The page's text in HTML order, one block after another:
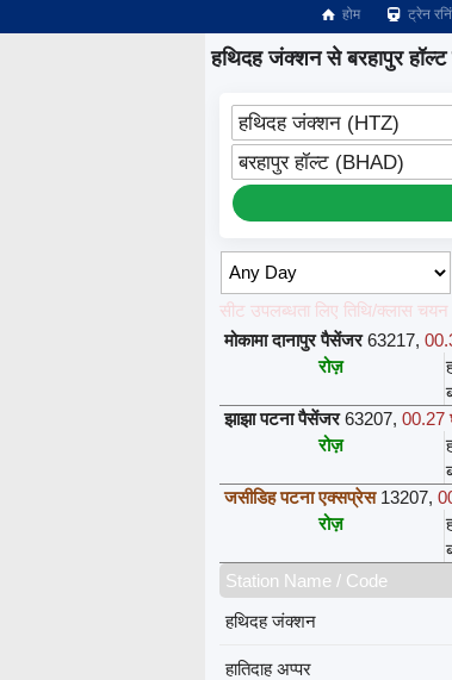
होम ट्रेन
हथिदह जंक्शन से बरहापुर
हथिदह जंक्शन (HTZ)
बरहापुर हॉल्ट (BHAD)
सीट उपलब्धता लिए तिथि/क्लास
मोकामा दानापुर पैसेंजर 63217,
रोज़
झाझा पटना पैसेंजर 63207, 00.27
रोज़
जसीडिह पटना एक्सप्रेस 13207,
रोज़
Station Name / Code
हथिदह जंक्शन
हातिदाह अप्पर